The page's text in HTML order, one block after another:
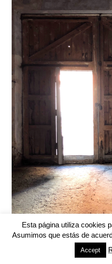
Esta página utiliza cookies
Asumimos que estás de
Accept